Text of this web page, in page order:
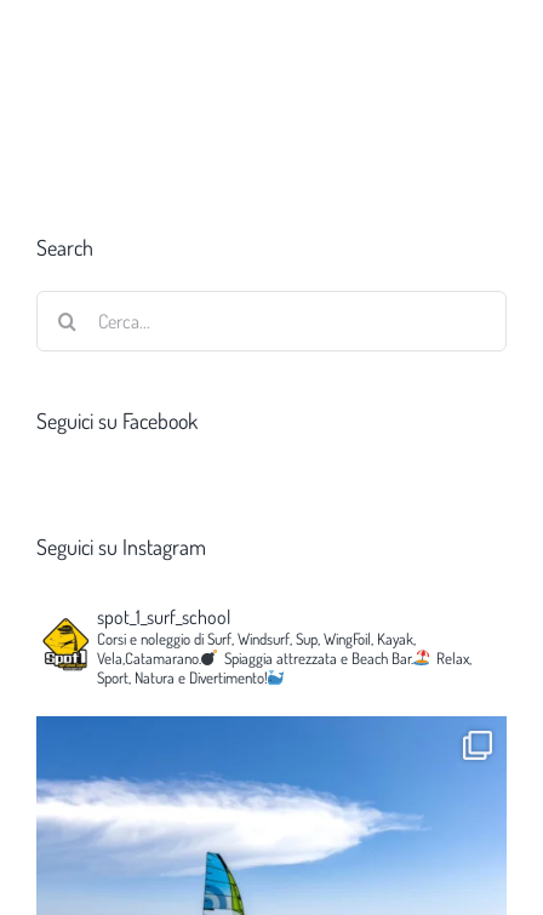
Search
Seguici su Facebook
Seguici su Instagram
spot_1_surf_school
Corsi e noleggio di Surf, Windsurf, Sup, WingFoil, Kayak,
Vela,Catamarano.
Spiaggia attrezzata e Beach Bar.
Relax,
Sport, Natura e Divertimento!